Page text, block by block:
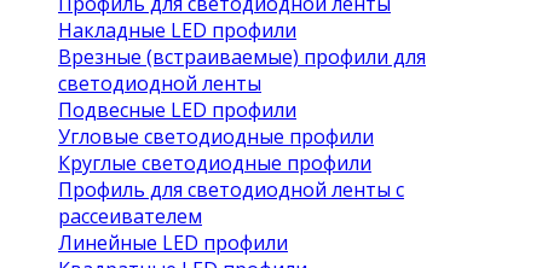
Накладные LED профили
Врезные (встраиваемые) профили для
светодиодной ленты
Подвесные LED профили
Угловые светодиодные профили
Круглые светодиодные профили
Профиль для светодиодной ленты с
рассеивателем
Линейные LED профили